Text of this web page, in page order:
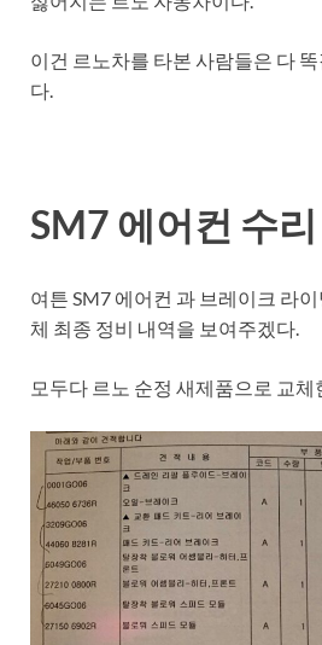
이건 르노차를 타본 사람들은 다
다.
SM7 에어컨 수
여튼 SM7 에어컨 과 브레이크 라
체 최종 정비 내역을 보여주겠다.
모두다 르노 순정 새제품으로 교